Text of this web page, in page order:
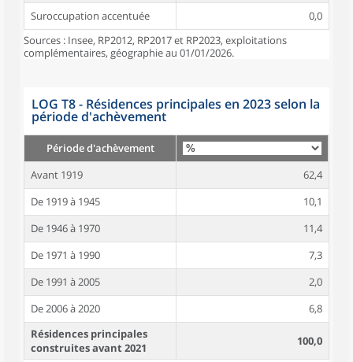
Suroccupation accentuée
0,0
Sources : Insee, RP2012, RP2017 et RP2023, exploitations
complémentaires, géographie au 01/01/2026.
LOG T8 - Résidences principales en 2023 selon la
période d'achèvement
Période d'achèvement
Avant 1919
62,4
De 1919 à 1945
10,1
De 1946 à 1970
11,4
De 1971 à 1990
7,3
De 1991 à 2005
2,0
De 2006 à 2020
6,8
Résidences principales
construites avant 2021
100,0